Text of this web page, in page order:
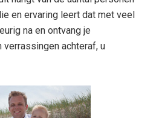
en ervaring leert dat met veel
na en ontvang je
achteraf, u